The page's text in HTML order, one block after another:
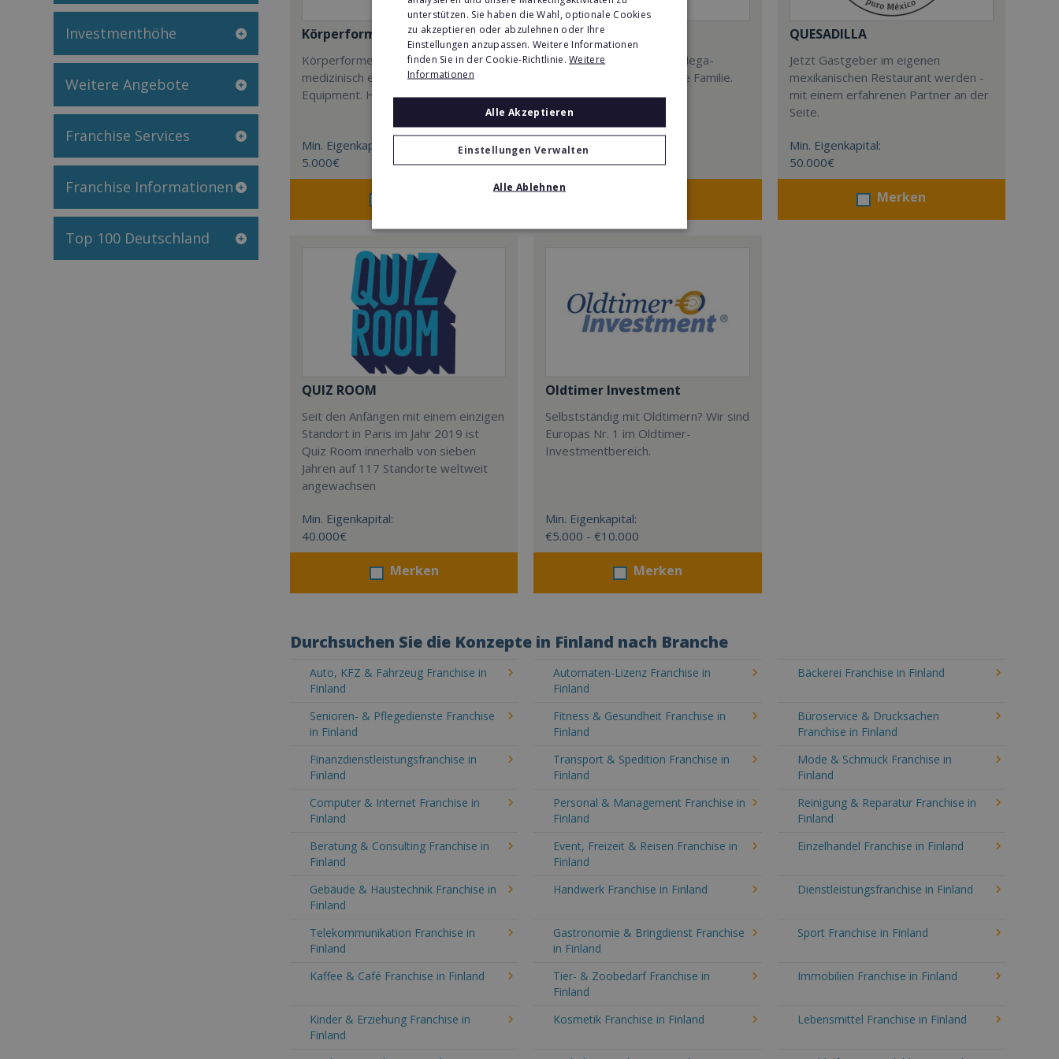
Investmenthöhe
Weitere Angebote
Franchise Services
Franchise Informationen
Top 100 Deutschland
Körperformen EMS
Körperformen - Erfolg mit
medizinisch erprobtem EMS-
Equipment. Hier mehr erfahren
Min. Eigenkapital:
5.000€
Mindways 3D TrickArt
3D TrickArt ist der neue Mega-
Freizeittrend für die ganze Familie.
Min. Eigenkapital:
100.000€
QUESADILLA
Jetzt Gastgeber im eigenen
mexikanischen Restaurant werden -
mit einem erfahrenen Partner an der
Seite.
Min. Eigenkapital:
50.000€
Merken
QUIZ ROOM
Seit den Anfängen mit einem einzigen
Standort in Paris im Jahr 2019 ist
Quiz Room innerhalb von sieben
Jahren auf 117 Standorte weltweit
angewachsen
Min. Eigenkapital:
40.000€
Merken
Oldtimer Investment
Selbstständig mit Oldtimern? Wir sind
Europas Nr. 1 im Oldtimer-
Investmentbereich.
Min. Eigenkapital:
€5.000 - €10.000
Merken
Durchsuchen Sie die Konzepte in Finland nach Branche
Auto, KFZ & Fahrzeug Franchise in
Finland
Automaten-Lizenz Franchise in
Finland
Bäckerei Franchise in Finland
Senioren- & Pflegedienste Franchise
in Finland
Fitness & Gesundheit Franchise in
Finland
Büroservice & Drucksachen
Franchise in Finland
Finanzdienstleistungsfranchise in
Finland
Transport & Spedition Franchise in
Finland
Mode & Schmuck Franchise in
Finland
Computer & Internet Franchise in
Finland
Personal & Management Franchise in
Finland
Reinigung & Reparatur Franchise in
Finland
Beratung & Consulting Franchise in
Finland
Event, Freizeit & Reisen Franchise in
Finland
Einzelhandel Franchise in Finland
Gebäude & Haustechnik Franchise in
Finland
Handwerk Franchise in Finland Dienstleistungsfranchise in Finland
Telekommunikation Franchise in
Finland
Gastronomie & Bringdienst Franchise
in Finland
Sport Franchise in Finland
Kaffee & Café Franchise in Finland
Tier- & Zoobedarf Franchise in
Finland
Immobilien Franchise in Finland
Kinder & Erziehung Franchise in
Finland
Kosmetik Franchise in Finland Lebensmittel Franchise in Finland
unterstützen. Sie haben die Wahl, optionale Cookies
zu akzeptieren oder abzulehnen oder Ihre
Einstellungen anzupassen. Weitere Informationen
finden Sie in der Cookie-Richtlinie.Weitere
Informationen
Alle Akzeptieren
Einstellungen Verwalten
Alle Ablehnen